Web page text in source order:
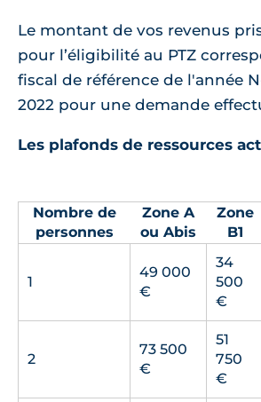
Le montant de vos revenus
pour l’éligibilité au PTZ
fiscal de référence de l'année
2022 pour une demande
Les plafonds de ressources
Nombre de
personnes
Zone A
ou Abis
Zone
B1
1
49 000
€
34
500
€
2
73 500
€
51
750
€